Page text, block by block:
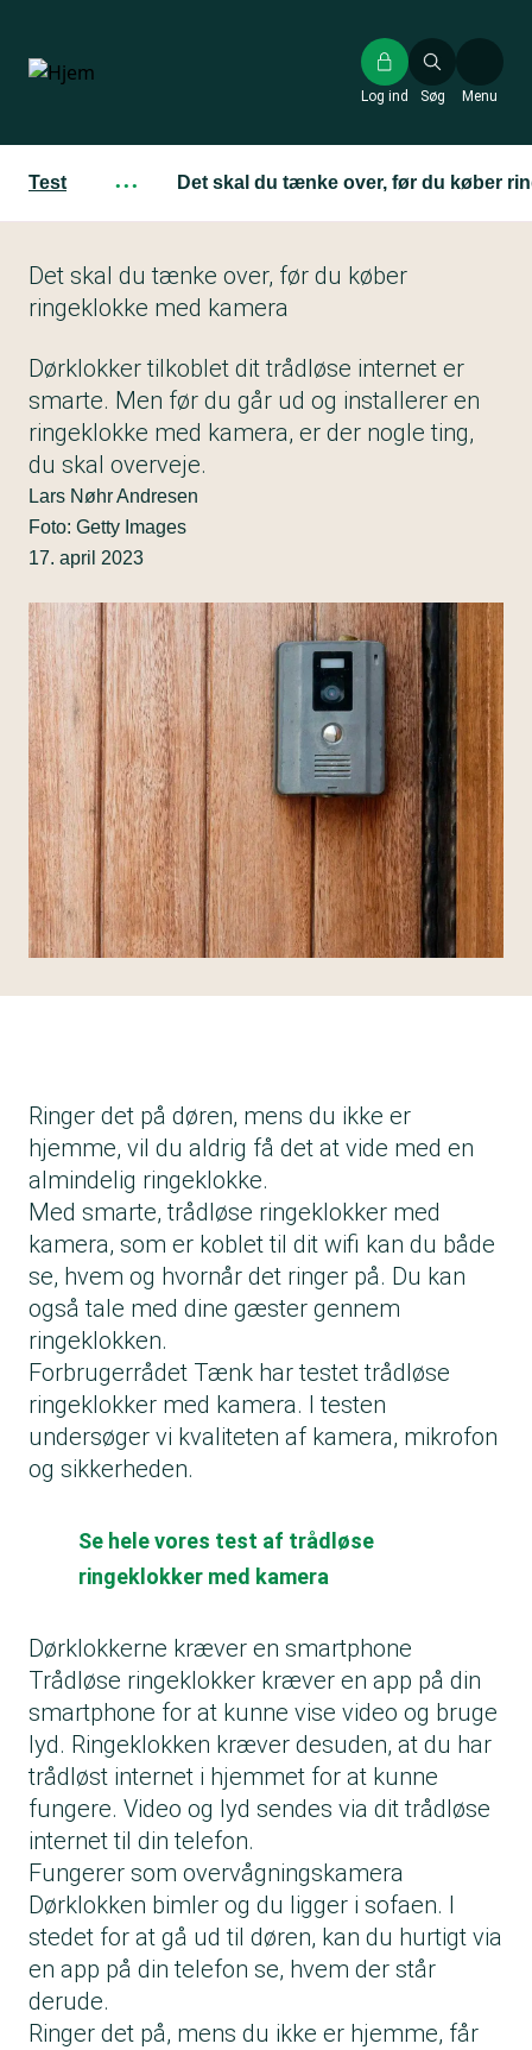
hovedindhold
Søg
Log ind Menu
Test ··· Det skal du tænke over, før du køber
Det skal du tænke over, før du køber
ringeklokke med kamera
Dørklokker tilkoblet dit trådløse internet er
smarte. Men før du går ud og installerer en
ringeklokke med kamera, er der nogle ting,
du skal overveje.
Lars Nøhr Andresen
Foto: Getty Images
17. april 2023
Ringer det på døren, mens du ikke er
hjemme, vil du aldrig få det at vide med en
almindelig ringeklokke.
Med smarte, trådløse ringeklokker med
kamera, som er koblet til dit wifi kan du både
se, hvem og hvornår det ringer på. Du kan
også tale med dine gæster gennem
ringeklokken.
Forbrugerrådet Tænk har testet trådløse
ringeklokker med kamera. I testen
undersøger vi kvaliteten af kamera, mikrofon
og sikkerheden.
Se hele vores test af trådløse
ringeklokker med kamera
Dørklokkerne kræver en smartphone
Trådløse ringeklokker kræver en app på din
smartphone for at kunne vise video og bruge
lyd. Ringeklokken kræver desuden, at du har
trådløst internet i hjemmet for at kunne
fungere. Video og lyd sendes via dit trådløse
internet til din telefon.
Fungerer som overvågningskamera
Dørklokken bimler og du ligger i sofaen. I
stedet for at gå ud til døren, kan du hurtigt via
en app på din telefon se, hvem der står
derude.
Ringer det på, mens du ikke er hjemme, får